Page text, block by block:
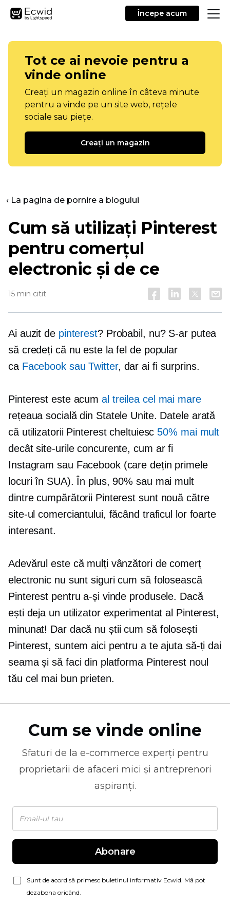
Începe acum
Tot ce ai nevoie pentru a
vinde online
Creați un magazin online în câteva minute
pentru a vinde pe un site web, rețele
sociale sau piețe.
Creați un magazin
‹ La pagina de pornire a blogului
Cum să utilizați Pinterest
pentru comerțul
electronic și de ce
15 min citit
Ai auzit de pinterest? Probabil, nu? S-ar putea
să credeți că nu este la fel de popular
ca Facebook sau Twitter, dar ai fi surprins.
Pinterest este acum al treilea cel mai mare
rețeaua socială din Statele Unite. Datele arată
că utilizatorii Pinterest cheltuiesc 50% mai mult
decât site-urile concurente, cum ar fi
Instagram sau Facebook (care dețin primele
locuri în SUA). În plus, 90% sau mai mult
dintre cumpărătorii Pinterest sunt nouă către
site-ul comerciantului, făcând traficul lor foarte
interesant.
Adevărul este că mulți vânzători de comerț
electronic nu sunt siguri cum să folosească
Pinterest pentru a-și vinde produsele. Dacă
ești deja un utilizator experimentat al Pinterest,
minunat! Dar dacă nu știi cum să folosești
Pinterest, suntem aici pentru a te ajuta să-ți dai
seama și să faci din platforma Pinterest noul
tău cel mai bun prieten.
Cum se vinde online
Sfaturi de la e-commerce experți pentru
proprietarii de afaceri mici și antreprenori
aspiranți.
Abonare
Sunt de acord să primesc buletinul informativ Ecwid. Mă pot
dezabona oricând.